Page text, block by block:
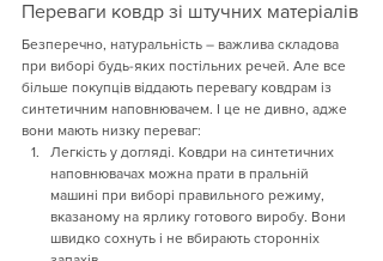
Переваги ковдр зі штучних матеріалів
Безперечно, натуральність – важлива складова
при виборі будь-яких постільних речей. Але все
більше покупців віддають перевагу ковдрам із
синтетичним наповнювачем. І це не дивно, адже
вони мають низку переваг:
Легкість у догляді. Ковдри на синтетичних
наповнювачах можна прати в пральній
машині при виборі правильного режиму,
вказаному на ярлику готового виробу. Вони
швидко сохнуть і не вбирають сторонніх